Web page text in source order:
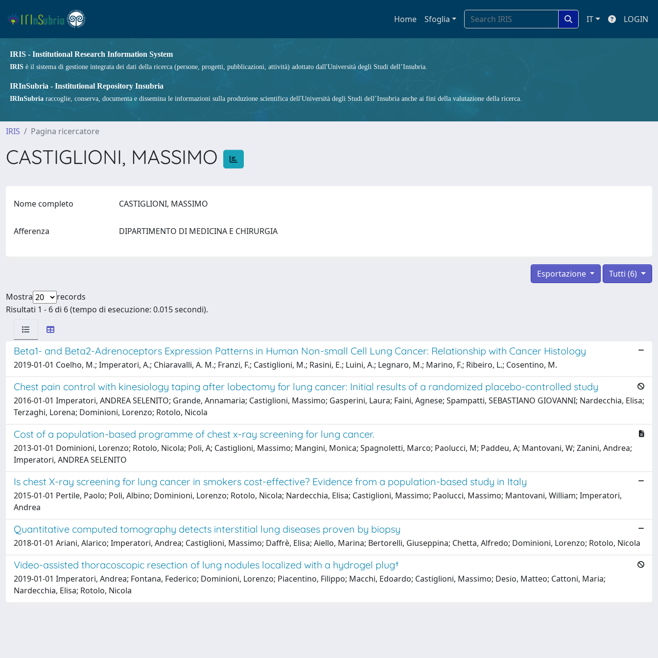
Home Sfoglia IT LOGIN
IRIS - Institutional Research Information System
IRIS è il sistema di gestione integrata dei dati della ricerca (persone, progetti, pubblicazioni, attività) adottato dall'Università degli Studi dell’Insubria.
IRInSubria - Institutional Repository Insubria
IRInSubria raccoglie, conserva, documenta e dissemina le informazioni sulla produzione scientifica dell'Università degli Studi dell’Insubria anche ai fini della valutazione della ricerca.
IRIS Pagina ricercatore
CASTIGLIONI, MASSIMO
Nome completo CASTIGLIONI, MASSIMO
Afferenza DIPARTIMENTO DI MEDICINA E CHIRURGIA
Tutti (6)
Esportazione
Mostra
records
Risultati 1 - 6 di 6 (tempo di esecuzione: 0.015 secondi).
Beta1- and Beta2-Adrenoceptors Expression Patterns in Human Non-small Cell Lung Cancer: Relationship with Cancer Histology
2019-01-01 Coelho, M.; Imperatori, A.; Chiaravalli, A. M.; Franzi, F.; Castiglioni, M.; Rasini, E.; Luini, A.; Legnaro, M.; Marino, F.; Ribeiro, L.; Cosentino, M.
Chest pain control with kinesiology taping after lobectomy for lung cancer: Initial results of a randomized placebo-controlled study
2016-01-01 Imperatori, ANDREA SELENITO; Grande, Annamaria; Castiglioni, Massimo; Gasperini, Laura; Faini, Agnese; Spampatti, SEBASTIANO GIOVANNI; Nardecchia, Elisa;
Terzaghi, Lorena; Dominioni, Lorenzo; Rotolo, Nicola
Cost of a population-based programme of chest x-ray screening for lung cancer.
2013-01-01 Dominioni, Lorenzo; Rotolo, Nicola; Poli, A; Castiglioni, Massimo; Mangini, Monica; Spagnoletti, Marco; Paolucci, M; Paddeu, A; Mantovani, W; Zanini, Andrea;
Imperatori, ANDREA SELENITO
Is chest X-ray screening for lung cancer in smokers cost-effective? Evidence from a population-based study in Italy
2015-01-01 Pertile, Paolo; Poli, Albino; Dominioni, Lorenzo; Rotolo, Nicola; Nardecchia, Elisa; Castiglioni, Massimo; Paolucci, Massimo; Mantovani, William; Imperatori,
Andrea
Quantitative computed tomography detects interstitial lung diseases proven by biopsy
2018-01-01 Ariani, Alarico; Imperatori, Andrea; Castiglioni, Massimo; Daffrè, Elisa; Aiello, Marina; Bertorelli, Giuseppina; Chetta, Alfredo; Dominioni, Lorenzo; Rotolo, Nicola
Video-assisted thoracoscopic resection of lung nodules localized with a hydrogel plug†
2019-01-01 Imperatori, Andrea; Fontana, Federico; Dominioni, Lorenzo; Piacentino, Filippo; Macchi, Edoardo; Castiglioni, Massimo; Desio, Matteo; Cattoni, Maria;
Nardecchia, Elisa; Rotolo, Nicola